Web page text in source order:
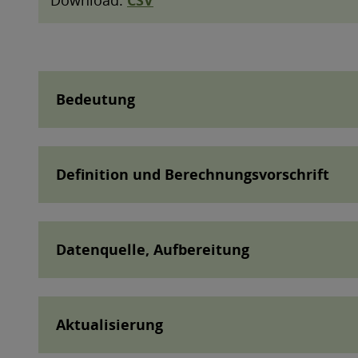
Bedeutung
Definition und Berechnungsvorschrift
Datenquelle, Aufbereitung
Aktualisierung